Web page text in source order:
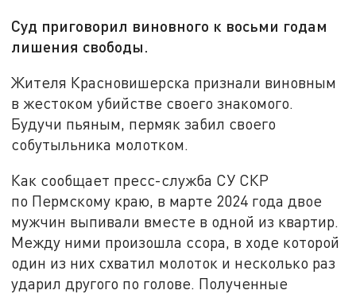
Суд приговорил виновного к восьми годам
лишения свободы.
Жителя Красновишерска признали виновным
в жестоком убийстве своего знакомого.
Будучи пьяным, пермяк забил своего
собутыльника молотком.
Как сообщает пресс-служба СУ СКР
по Пермскому краю, в марте 2024 года двое
мужчин выпивали вместе в одной из квартир.
Между ними произошла ссора, в ходе которой
один из них схватил молоток и несколько раз
ударил другого по голове. Полученные